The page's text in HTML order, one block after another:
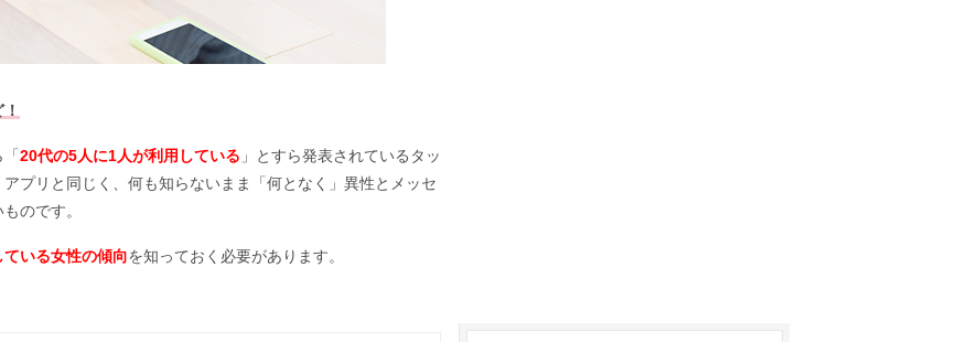
20代の5人に1人が利用している 」とすら発表されているタッ
プリと同じく、何も知らないまま「何となく」異性とメッセ
のです。
いる女性の傾向を知っておく必要があります。